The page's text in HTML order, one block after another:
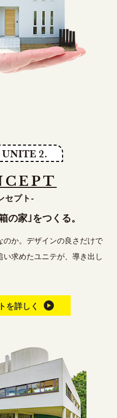
2.
セプト-
の家｣をつくる。
のか。デザインの良さだけで
求めたユニテが、導き出し
を詳しく